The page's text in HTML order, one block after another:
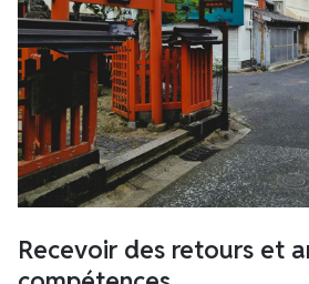
Recevoir des retours et